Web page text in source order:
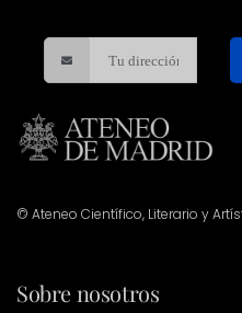
© Ateneo Científico, Literario y
Sobre nosotros